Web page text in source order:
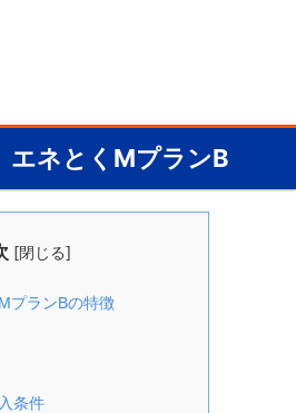
ネとくMプランB
[閉じる]
プランBの特徴
条件